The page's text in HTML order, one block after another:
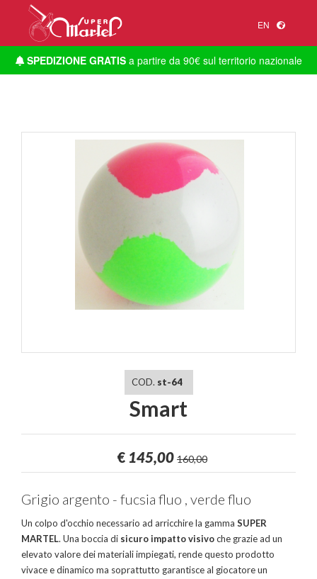
EN
SPEDIZIONE GRATISa partire da 90€ sul territorio nazionale
COD. st-64
Smart
€ 145,00 160,00
Grigio argento - fucsia fluo , verde fluo
Un colpo d'occhio necessario ad arricchire la gamma SUPER
MARTEL. Una boccia di sicuro impatto visivoche grazie ad un
elevato valore dei materiali impiegati, rende questo prodotto
vivace e dinamico ma soprattutto garantisce al giocatore un